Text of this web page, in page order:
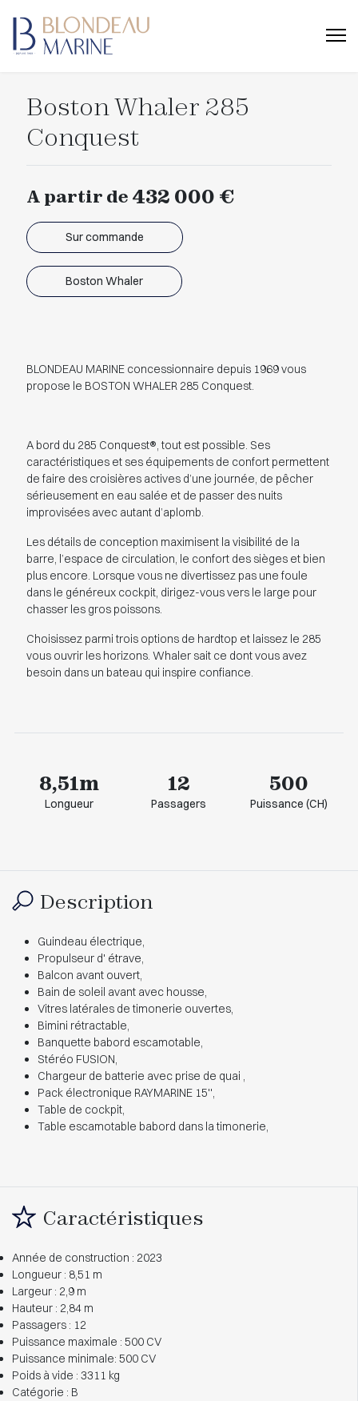
Boston Whaler 285
Conquest
A partir de 432 000 €
Sur commande
Boston Whaler
BLONDEAU MARINE concessionnaire depuis 1969 vous
propose le BOSTON WHALER 285 Conquest.
A bord du 285 Conquest®, tout est possible. Ses
caractéristiques et ses équipements de confort permettent
de faire des croisières actives d’une journée, de pêcher
sérieusement en eau salée et de passer des nuits
improvisées avec autant d’aplomb.
Les détails de conception maximisent la visibilité de la
barre, l’espace de circulation, le confort des sièges et bien
plus encore. Lorsque vous ne divertissez pas une foule
dans le généreux cockpit, dirigez-vous vers le large pour
chasser les gros poissons.
Choisissez parmi trois options de hardtop et laissez le 285
vous ouvrir les horizons. Whaler sait ce dont vous avez
besoin dans un bateau qui inspire confiance.
8,51m
Longueur
12
Passagers
500
Puissance (CH)
Description
Guindeau électrique,
Propulseur d' étrave,
Balcon avant ouvert,
Bain de soleil avant avec housse,
Vitres latérales de timonerie ouvertes,
Bimini rétractable,
Banquette babord escamotable,
Stéréo FUSION,
Chargeur de batterie avec prise de quai ,
Pack électronique RAYMARINE 15'',
Table de cockpit,
Table escamotable babord dans la timonerie,
Caractéristiques
Année de construction : 2023
Longueur : 8,51 m
Largeur : 2,9 m
Hauteur : 2,84 m
Passagers : 12
Puissance maximale : 500 CV
Puissance minimale: 500 CV
Poids à vide : 3311 kg
Catégorie : B